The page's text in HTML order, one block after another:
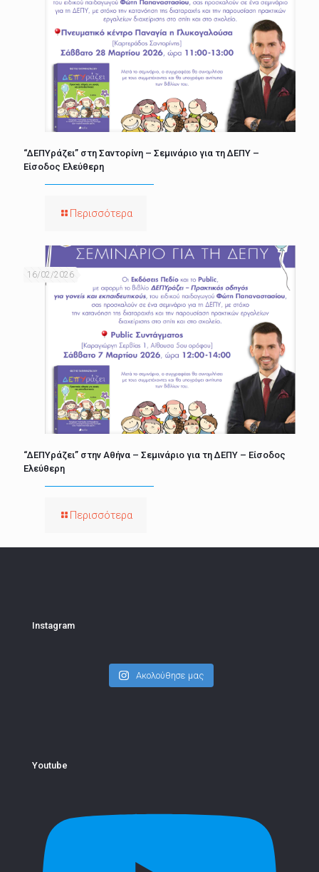
“ΔΕΠΥράζει” στη Σαντορίνη – Σεμινάριο για τη ΔΕΠΥ –
Είσοδος Ελεύθερη
Περισσότερα
16/02/2026
“ΔΕΠΥράζει” στην Αθήνα – Σεμινάριο για τη ΔΕΠΥ – Είσοδος
Ελεύθερη
Περισσότερα
Instagram
Ακολούθησε μας
Youtube